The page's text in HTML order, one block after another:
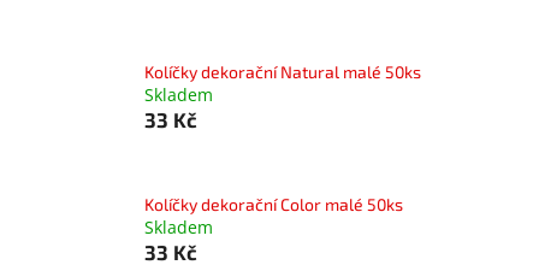
Kolíčky dekorační Natural malé 50ks
Skladem
33 Kč
Kolíčky dekorační Color malé 50ks
Skladem
33 Kč